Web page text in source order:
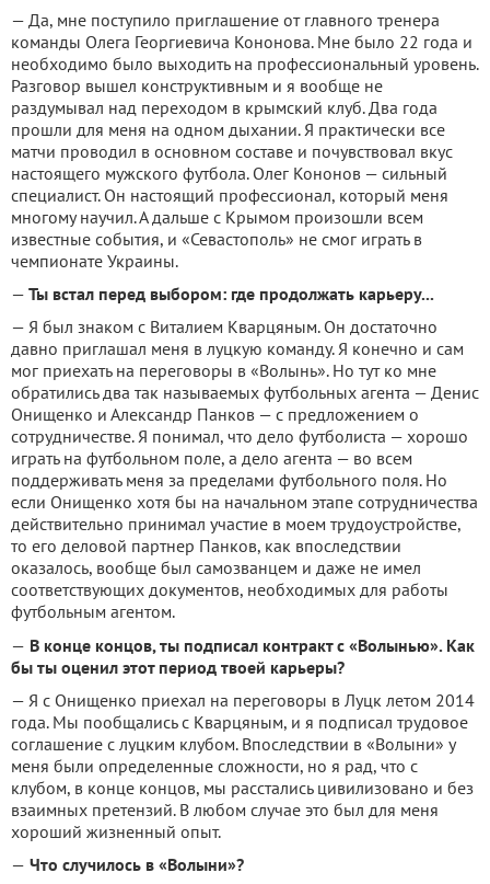
— Да, мне поступило приглашение от главного тренера
команды Олега Георгиевича Кононова. Мне было 22 года и
необходимо было выходить на профессиональный уровень.
Разговор вышел конструктивным и я вообще не
раздумывал над переходом в крымский клуб. Два года
прошли для меня на одном дыхании. Я практически все
матчи проводил в основном составе и почувствовал вкус
настоящего мужского футбола. Олег Кононов — сильный
специалист. Он настоящий профессионал, который меня
многому научил. А дальше с Крымом произошли всем
известные события, и «Севастополь» не смог играть в
чемпионате Украины.
— Ты встал перед выбором: где продолжать карьеру...
— Я был знаком с Виталием Кварцяным. Он достаточно
давно приглашал меня в луцкую команду. Я конечно и сам
мог приехать на переговоры в «Волынь». Но тут ко мне
обратились два так называемых футбольных агента — Денис
Онищенко и Александр Панков — с предложением о
сотрудничестве. Я понимал, что дело футболиста — хорошо
играть на футбольном поле, а дело агента — во всем
поддерживать меня за пределами футбольного поля. Но
если Онищенко хотя бы на начальном этапе сотрудничества
действительно принимал участие в моем трудоустройстве,
то его деловой партнер Панков, как впоследствии
оказалось, вообще был самозванцем и даже не имел
соответствующих документов, необходимых для работы
футбольным агентом.
— В конце концов, ты подписал контракт с «Волынью». Как
бы ты оценил этот период твоей карьеры?
— Я с Онищенко приехал на переговоры в Луцк летом 2014
года. Мы пообщались с Кварцяным, и я подписал трудовое
соглашение с луцким клубом. Впоследствии в «Волыни» у
меня были определенные сложности, но я рад, что с
клубом, в конце концов, мы расстались цивилизовано и без
взаимных претензий. В любом случае это был для меня
хороший жизненный опыт.
— Что случилось в «Волыни»?